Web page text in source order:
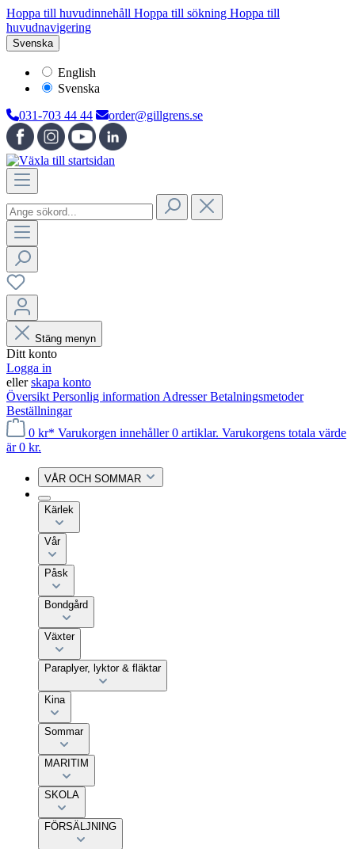
Hoppa till huvudinnehåll Hoppa till sökning Hoppa till
huvudnavigering
Svenska
English
Svenska
031-703 44 44
order@gillgrens.se
Stäng menyn
Ditt konto
Logga in
ellerskapa konto
Översikt Personlig information AdresserBetalningsmetoder
Beställningar
0 kr* Varukorgen innehåller 0 artiklar. Varukorgens totala värde
är 0 kr.
VÅR OCH SOMMAR
Kärlek
Vår
Påsk
Bondgård
Växter
Paraplyer, lyktor & fläktar
Kina
Sommar
MARITIM
SKOLA
FÖRSÄLJNING